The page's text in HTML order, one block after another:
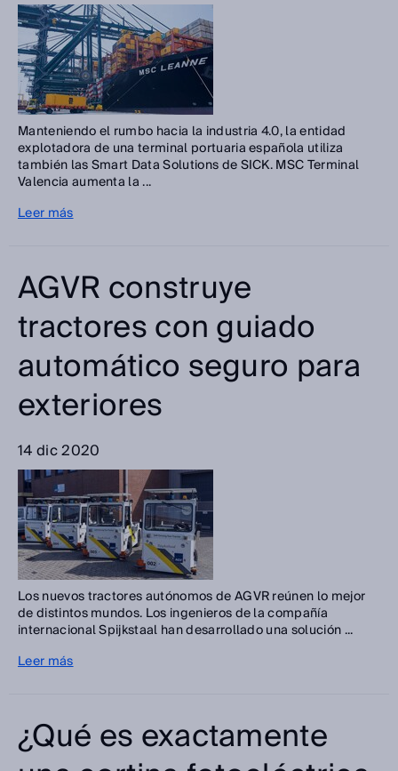
Manteniendo el rumbo hacia la industria 4.0, la entidad
explotadora de una terminal portuaria española utiliza
también las Smart Data Solutions de SICK. MSC Terminal
Valencia aumenta la ...
Leer más
AGVR construye
tractores con guiado
automático seguro para
exteriores
14 dic 2020
Los nuevos tractores autónomos de AGVR reúnen lo mejor
de distintos mundos. Los ingenieros de la compañía
internacional Spijkstaal han desarrollado una solución ...
Leer más
¿Qué es exactamente